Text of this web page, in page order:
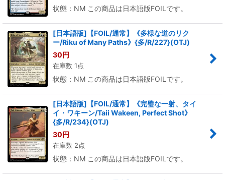
状態：NM この商品は日本語版FOILです。
[日本語版]【FOIL/通常】《多様な道のリク
ー/Riku of Many Paths》{多/R/227}(OTJ)
30円
在庫数 1点
状態：NM この商品は日本語版FOILです。
[日本語版]【FOIL/通常】《完璧な一射、タイ
イ・ワキーン/Taii Wakeen, Perfect Shot》
{多/R/234}(OTJ)
30円
在庫数 2点
状態：NM この商品は日本語版FOILです。